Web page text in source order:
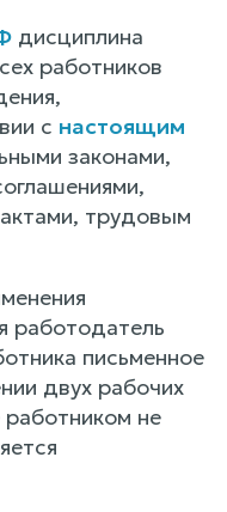
дисциплина
работников
с настоящим
законами,
трудовым
работодатель
письменное
двух рабочих
работником не